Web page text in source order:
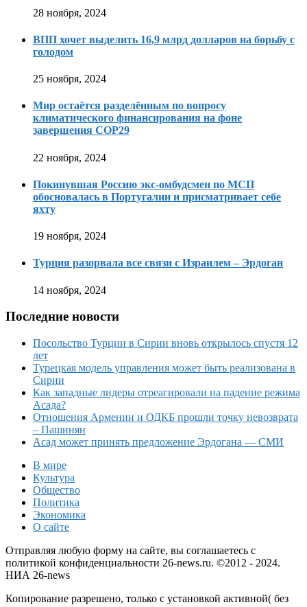
28 ноября, 2024
ВПП хочет выделить 16,9 млрд долларов на борьбу с
голодом
25 ноября, 2024
Мир остаётся разделённым по вопросу
климатического финансирования на фоне
завершения COP29
22 ноября, 2024
Покинувшая Россию экс-омбудсмен по МСП
обосновалась в Португалии и присматривает себе
яхту
19 ноября, 2024
Турция разорвала все связи с Израилем – Эрдоган
14 ноября, 2024
Последние новости
Посольство Турции в Сирии вновь открылось спустя 12
лет
Турецкая модель управления может быть реализована в
Сирии
Как западные лидеры отреагировали на падение режима
Асада?
Отношения Армении и ОДКБ прошли точку невозврата
– Пашинян
Асад может принять предложение Эрдогана — СМИ
В мире
Культура
Общество
Политика
Экономика
О сайте
Отправляя любую форму на сайте, вы соглашаетесь с
политикой конфиденциальности 26-news.ru. ©2012 - 2024.
НИА 26-news
Копирование разрешено, только с установкой активной( без